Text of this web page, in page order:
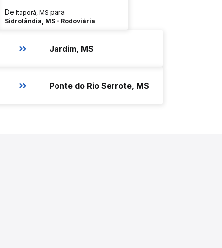
De Itaporã, MS para
Sidrolândia, MS - Rodoviária
Jardim, MS
Ponte do Rio Serrote, MS